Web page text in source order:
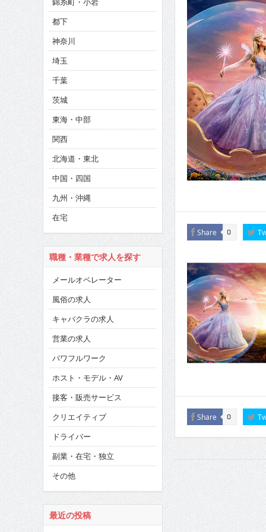
CINEMA×STYLE 286号
CINEMA×STYLE 285号
CINEMA×STYLE 294号
Share 0
Share 0
都下
神奈川
埼玉
千葉
茨城
東海・中部
関西
北海道・東北
中国・四国
九州・沖縄
在宅
職種・業種で求人を探す
メールオペレーター
風俗の求人
キャバクラの求人
営業の求人
パワフルワーク
ホスト・モデル・AV
接客・販売サービス
クリエイティブ
ドライバー
副業・在宅・独立
その他
最近の投稿